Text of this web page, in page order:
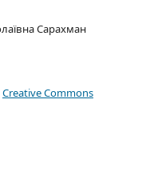
Сарахман
Creative Commons